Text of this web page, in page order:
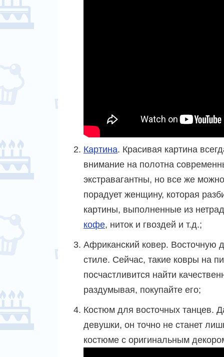
Картина. Красивая картина
внимание на полотна
экстравагантны, но все же
порадует женщину, которая
картины, выполненные из
кофе, ниток и гвоздей и т.д.;
Африканский ковер. Восточную
стиле. Сейчас, такие ковры на
посчастливится найти
раздумывая, покупайте его;
Костюм для восточных танцев.
девушки, он точно не станет
костюме с оригинальным